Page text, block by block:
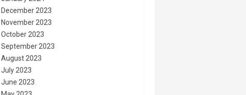
December 2023
November 2023
October 2023
September 2023
August 2023
July 2023
June 2023